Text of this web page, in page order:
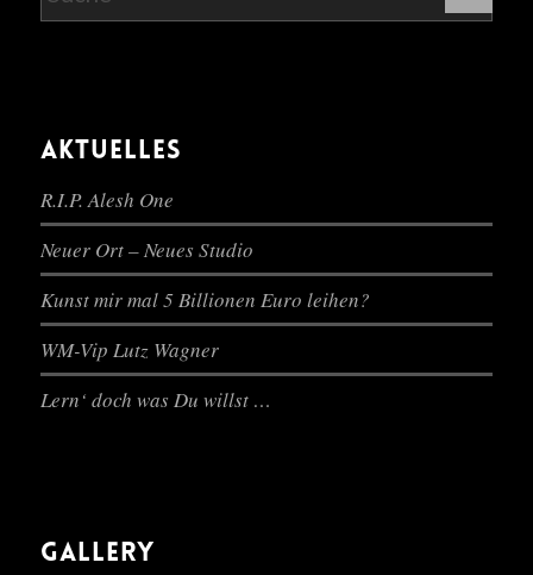
AKTUELLES
R.I.P. Alesh One
Neuer Ort – Neues Studio
Kunst mir mal 5 Billionen Euro leihen?
WM-Vip Lutz Wagner
Lern‘ doch was Du willst …
GALLERY